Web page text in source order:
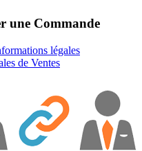
une Commande
légales
de Ventes